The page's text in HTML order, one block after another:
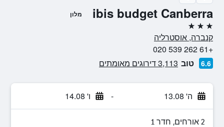
ibis budget Canberra מלון
3 כוכבים
קנברה, אוסטרליה
+61 262 539 020
6.6 טוב 3,113 דירוגים מאומתים
ה' 13.08 - ו' 14.08
2 אורחים, חדר 1